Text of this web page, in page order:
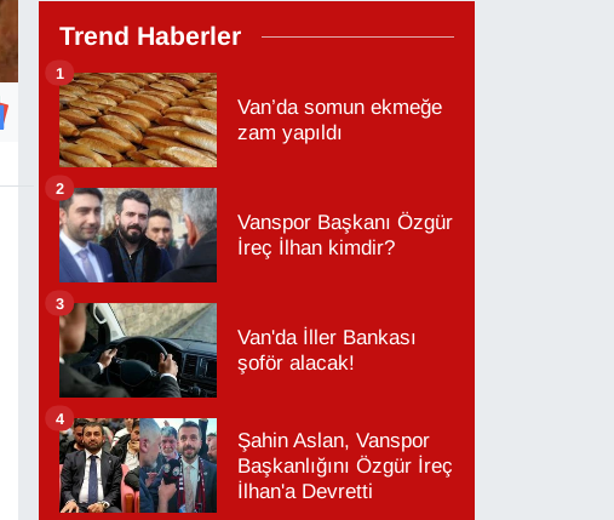
Trend Haberler
Van’da somun ekmeğe
zam yapıldı
1
Vanspor Başkanı Özgür
İreç İlhan kimdir?
2
Van'da İller Bankası
şoför alacak!
3
Şahin Aslan, Vanspor
Başkanlığını Özgür İreç
İlhan'a Devretti
4